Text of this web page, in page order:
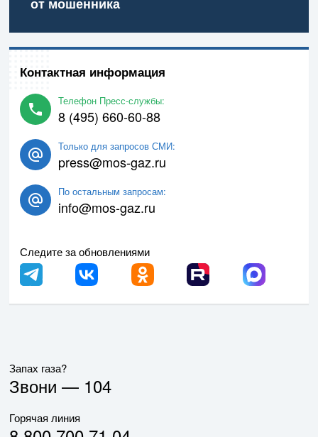
от мошенника
Контактная информация
Телефон Пресс-службы:
8 (495) 660-60-88
Только для запросов СМИ:
press@mos-gaz.ru
По остальным запросам:
info@mos-gaz.ru
Следите за обновлениями
Запах газа?
Звони — 104
Горячая линия